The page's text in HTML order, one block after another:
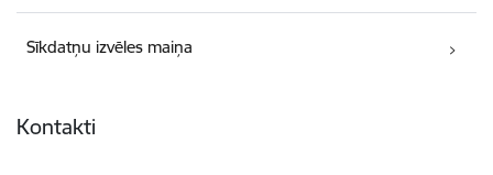
Sīkdatņu izvēles maiņa
Kontakti